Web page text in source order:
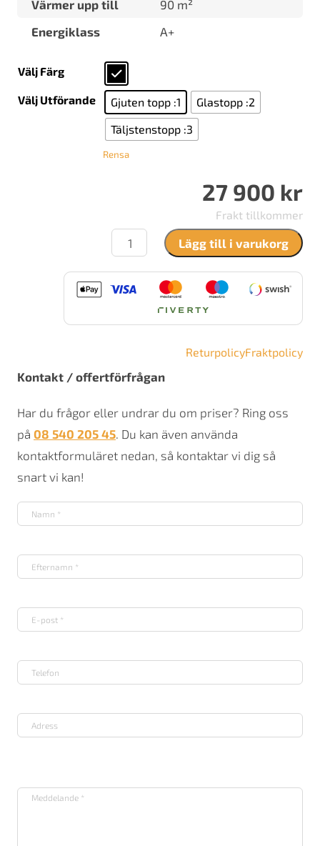
Värmer upp till
90 m²
Energiklass
A+
Välj Färg
Välj Utförande Gjuten topp :1
Glastopp :2
Täljstenstopp :3
Rensa
27 900 kr
Frakt tillkommer
Contura
810W
mängd
Lägg till i varukorg
ReturpolicyFraktpolicy
Kontakt / offertförfrågan
Har du frågor eller undrar du om priser? Ring oss
på 08 540 205 45. Du kan även använda
kontaktformuläret nedan, så kontaktar vi dig så
snart vi kan!